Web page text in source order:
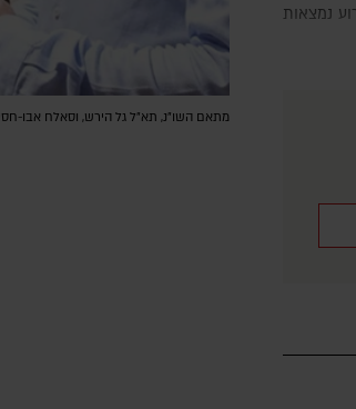
נמצאות
מתאם השו"נ, תא"ל גל הירש, וסאלח אבו-